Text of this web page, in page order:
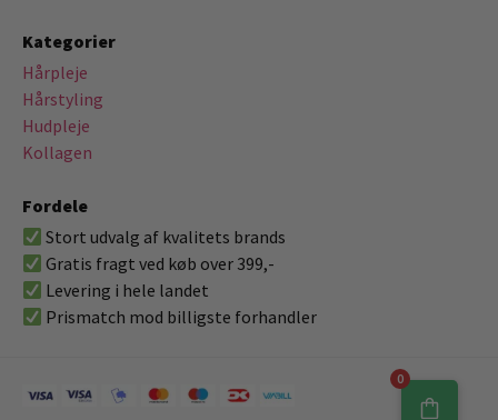
Kategorier
Hårpleje
Hårstyling
Hudpleje
Kollagen
Fordele
Stort udvalg af kvalitets brands
Gratis fragt ved køb over 399,-
Levering i hele landet
Prismatch mod billigste forhandler
0